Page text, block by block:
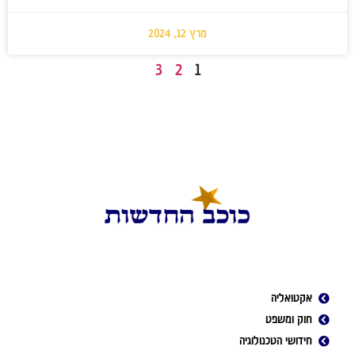
מרץ 12, 2024
1
2
3
אקטואליה
חוק ומשפט
חידושי הטכנולוגיה